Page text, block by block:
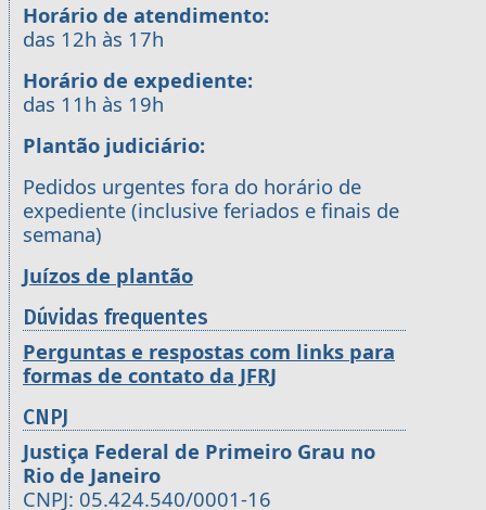
Horário de atendimento:
das 12h às 17h
Horário de expediente:
das 11h às 19h
Plantão judiciário:
Pedidos urgentes fora do horário de
expediente (inclusive feriados e finais de
semana)
Juízos de plantão
Dúvidas frequentes
Perguntas e respostas com links para
formas de contato da JFRJ
CNPJ
Justiça Federal de Primeiro Grau no
Rio de Janeiro
CNPJ: 05.424.540/0001-16